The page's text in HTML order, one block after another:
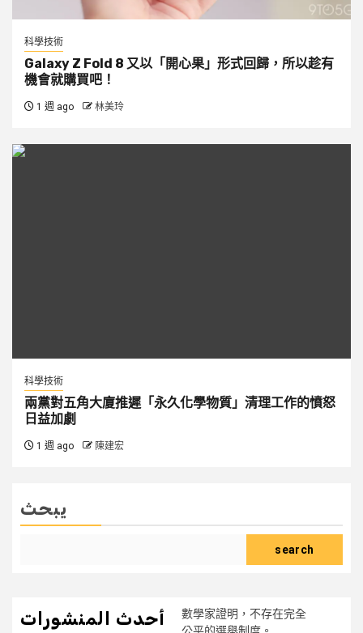
科學技術
Galaxy Z Fold 8 又以「開心果」形式回歸，所以趁有
機會就購買吧！
1 週 ago 林美玲
科學技術
兩黨對五角大廈推遲「永久化學物質」清理工作的憤怒
日益加劇
1 週 ago 陳建宏
يبحث
search
أحدث المنشورات
數學家證明，不存在完全